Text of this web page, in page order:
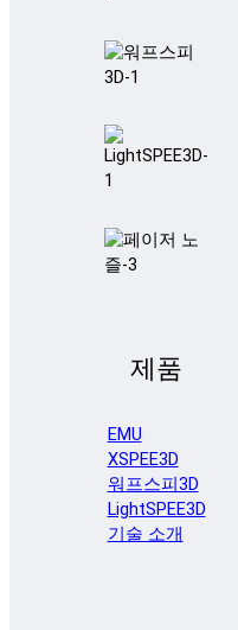
제품
EMU
XSPEE3D
워프스피3D
LightSPEE3D
기술 소개